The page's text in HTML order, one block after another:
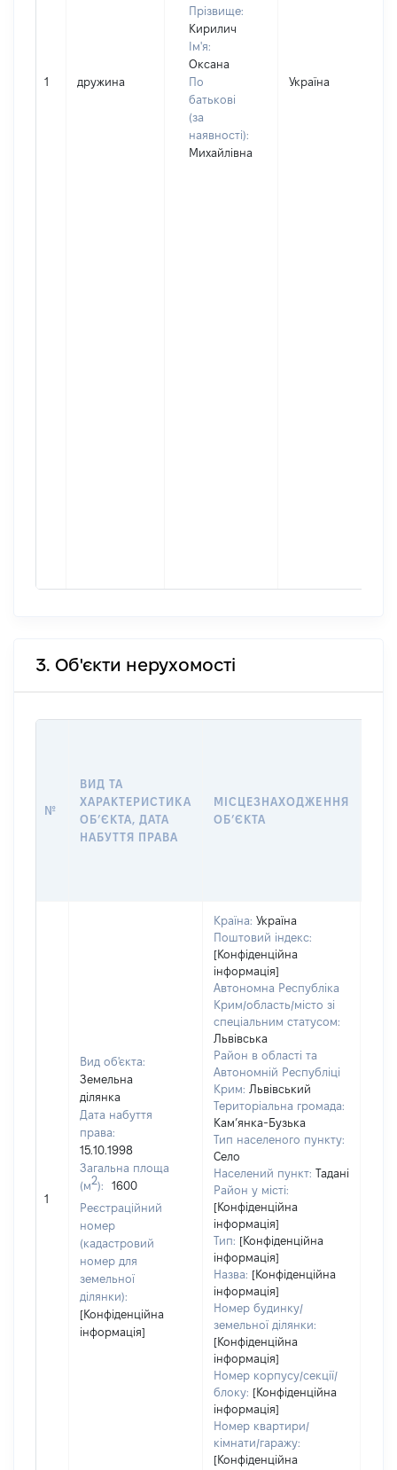
1 дружина
Прізвище:
Кирилич
Ім'я:
Оксана
По
батькові
(за
наявності):
Михайлівна
Україна
3. Об'єкти нерухомості
№
ВИД ТА
ХАРАКТЕРИСТИКА
ОБʼЄКТА, ДАТА
НАБУТТЯ ПРАВА
МІСЦЕЗНАХОДЖЕННЯ
ОБʼЄКТА
1
Вид об'єкта:
Земельна
ділянка
Дата набуття
права:
15.10.1998
Загальна площа
(м2):
1600
Реєстраційний
номер
(кадастровий
номер для
земельної
ділянки):
[Конфіденційна
інформація]
Країна: Україна
Поштовий індекс:
[Конфіденційна
інформація]
Автономна Республіка
Крим/область/місто зі
спеціальним статусом:
Львівська
Район в області та
Автономній Республіці
Крим: Львівський
Територіальна громада:
Кам’янка-Бузька
Тип населеного пункту:
Село
Населений пункт: Тадані
Район у місті:
[Конфіденційна
інформація]
Тип: [Конфіденційна
інформація]
Назва: [Конфіденційна
інформація]
Номер будинку/
земельної ділянки:
[Конфіденційна
інформація]
Номер корпусу/секції/
блоку: [Конфіденційна
інформація]
Номер квартири/
кімнати/гаражу:
[Конфіденційна